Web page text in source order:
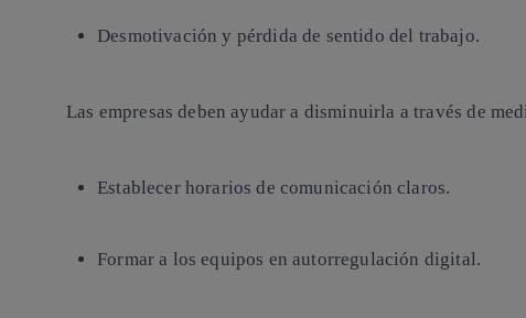
Desmotivación y pérdida de sentido del trabajo.
Las empresas deben ayudar a disminuirla a través de
Establecer horarios de comunicación claros.
Formar a los equipos en autorregulación digital.